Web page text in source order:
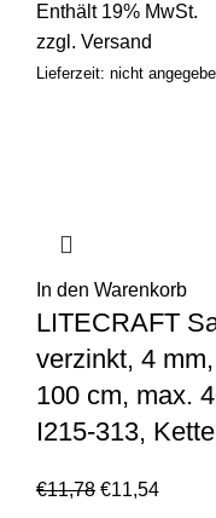
Enthält 19% MwSt.
zzgl. Versand
Lieferzeit: nicht
In den Warenkorb
LITECRAFT
verzinkt, 4
100 cm, max.
I215-313,
€11,78 €11,54